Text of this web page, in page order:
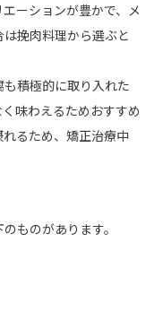
ーションが豊かで、メ
挽肉料理から選ぶと
積極的に取り入れた
味わえるためおすすめ
るため、矯正治療中
ものがあります。